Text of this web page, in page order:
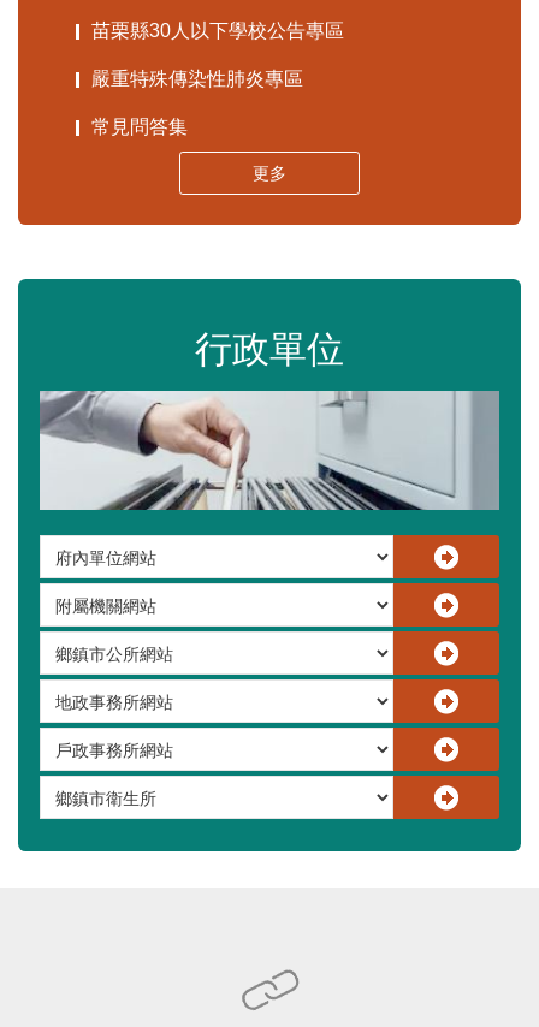
苗栗縣30人以下學校公告專區
嚴重特殊傳染性肺炎專區
常見問答集
更多
行政單位